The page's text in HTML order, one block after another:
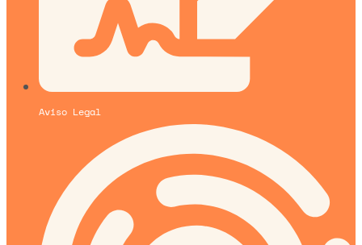
Aviso Legal